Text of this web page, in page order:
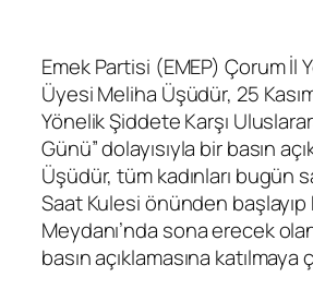
Emek Partisi (EMEP) Çorum İl
Üyesi Meliha Üşüdür, 25
Yönelik Şiddete Karşı
Günü” dolayısıyla bir basın
Üşüdür, tüm kadınları bugün
Saat Kulesi önünden başlayıp
Meydanı’nda sona erecek
basın açıklamasına katılmaya